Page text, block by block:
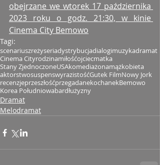
obejrzane we wtorek 17 października
2023 roku o godz. 21:30, w kinie
Cinema City Bemowo
Tagi:
scenariuszreżyseriadystrybucjadialogimuzykadramat
Cinema Cityrodzinamiłośćojciecmatka
Stany ZjednoczoneUSAkomediażonamążkobieta
aktorstwosuspenswyrazistośćGutek FilmNowy Jork
recenzjeprzeszłośćprzegadanekochanekBemowo
Korea Południowabardłużyzny
Dramat
Melodramat